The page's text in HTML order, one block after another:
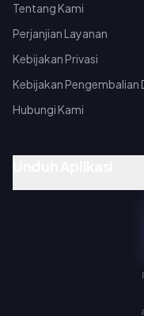
Tentang Kami
Perjanjian Layanan
Kebijakan Privasi
Kebijakan Pengembalian
Hubungi Kami